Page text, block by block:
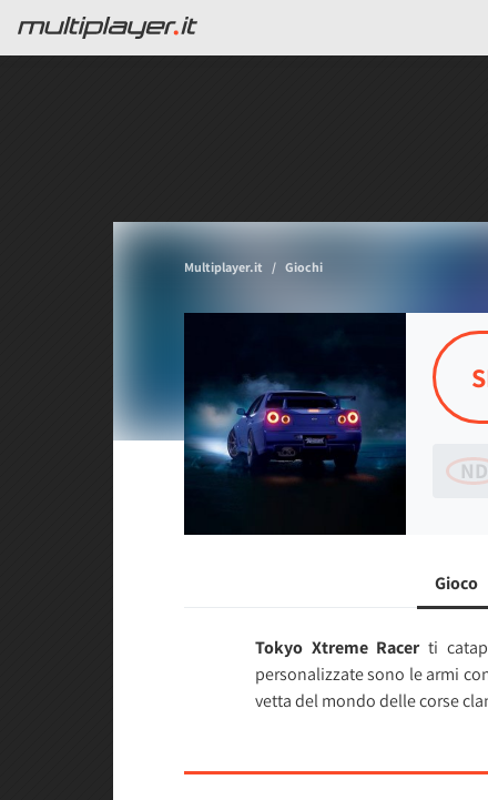
Multiplayer.it Giochi
ND
Gioco
Tokyo Xtreme Racerti
personalizzate sono le armi
vetta del mondo delle corse
auto e impegnarti in duelli